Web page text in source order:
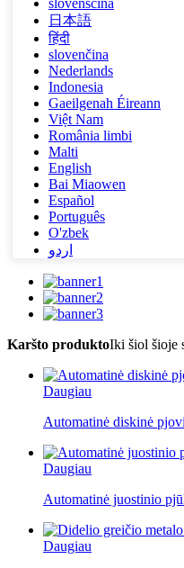
slovenščina
日本語
हिंदी
slovenčina
Nederlands
Indonesia
Gaeilgenah Éireann
Việt Nam
România limbi
Malti
English
Bai Miaowen
Español
Português
O'zbek
اردو
Karšto produktoIki šiol šioje
Daugiau
Automatinė diskinė
Daugiau
Automatinė juostinio
Daugiau